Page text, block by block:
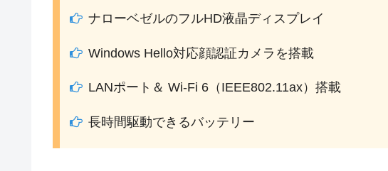
ナローベゼルのフルHD液晶ディスプレイ
Windows Hello対応顔認証カメラを搭載
LANポート＆ Wi-Fi 6（IEEE802.11ax）搭載
長時間駆動できるバッテリー